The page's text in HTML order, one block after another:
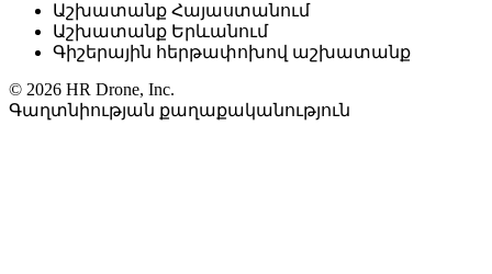
Աշխատանք Հայաստանում
Աշխատանք Երևանում
Գիշերային հերթափոխով աշխատանք
© 2026 HR Drone, Inc.
Գաղտնիության քաղաքականություն